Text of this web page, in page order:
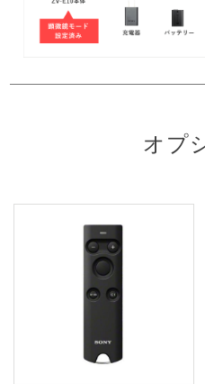
オプ